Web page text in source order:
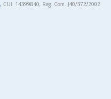
, CUI: 14399840, Reg. Com. J40/372/2002​